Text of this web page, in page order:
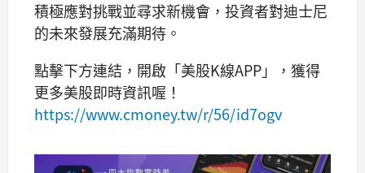
積極應對挑戰並尋求新機會，投資者對迪士尼
的未來發展充滿期待。
點擊下方連結，開啟「美股K線APP」，獲得
更多美股即時資訊喔！
https://www.cmoney.tw/r/56/id7ogv